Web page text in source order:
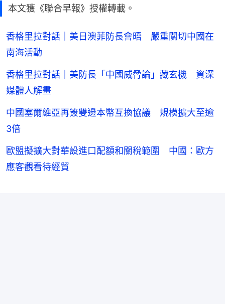
本文獲《聯合早報》授權轉載。
香格里拉對話｜美日澳菲防長會晤 嚴重關切中國在
南海活動
香格里拉對話｜美防長「中國威脅論」藏玄機 資深
媒體人解畫
中國塞爾維亞再簽雙邊本幣互換協議 規模擴大至逾
3倍
歐盟擬擴大對華設進口配額和關稅範圍 中國：歐方
應客觀看待經貿